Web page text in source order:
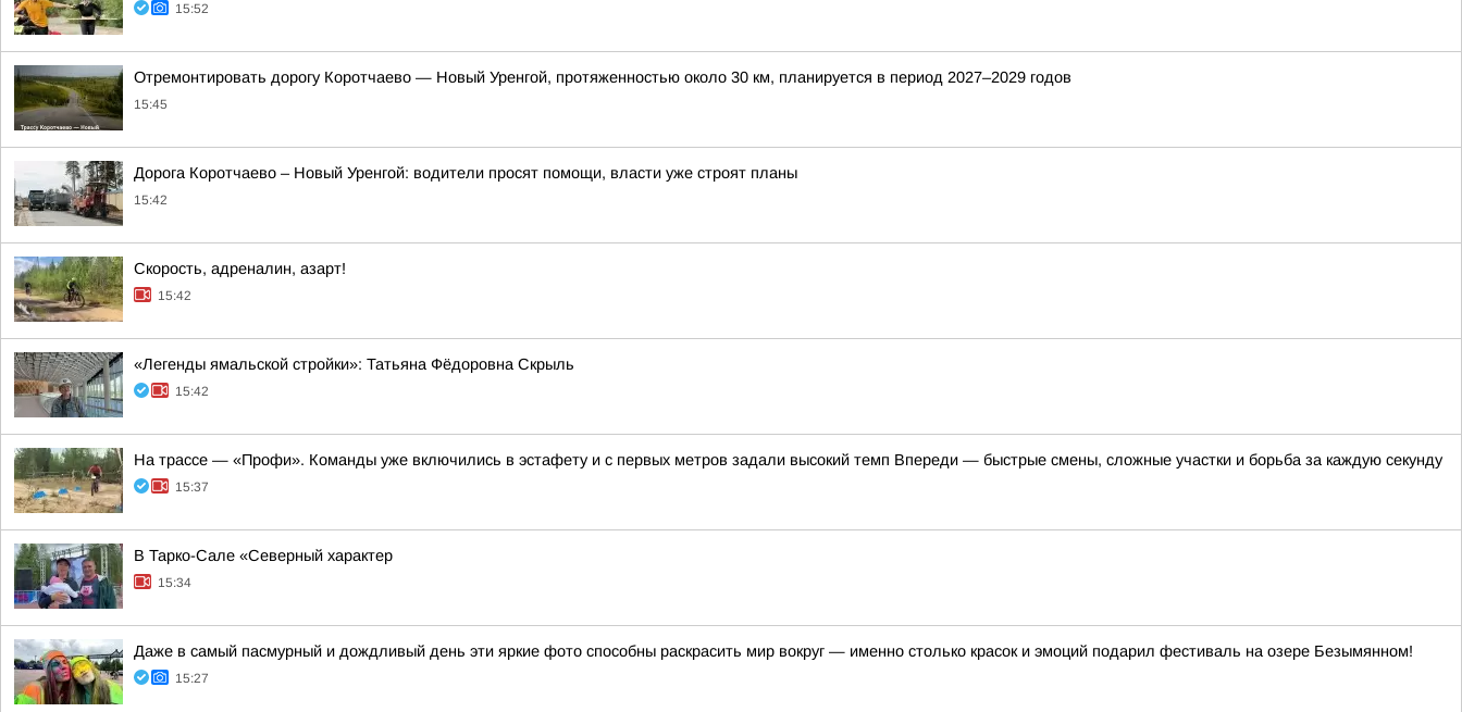
15:52
Отремонтировать дорогу Коротчаево — Новый Уренгой, протяженностью около 30 км, планируется в период 2027–2029 годов
15:45
Дорога Коротчаево – Новый Уренгой: водители просят помощи, власти уже строят планы
15:42
Скорость, адреналин, азарт!
15:42
«Легенды ямальской стройки»: Татьяна Фёдоровна Скрыль
15:42
На трассе — «Профи». Команды уже включились в эстафету и с первых метров задали высокий темп Впереди — быстрые смены, сложные участки и борьба за каждую секунду
15:37
В Тарко-Сале «Северный характер
15:34
Даже в самый пасмурный и дождливый день эти яркие фото способны раскрасить мир вокруг — именно столько красок и эмоций подарил фестиваль на озере Безымянном!
15:27